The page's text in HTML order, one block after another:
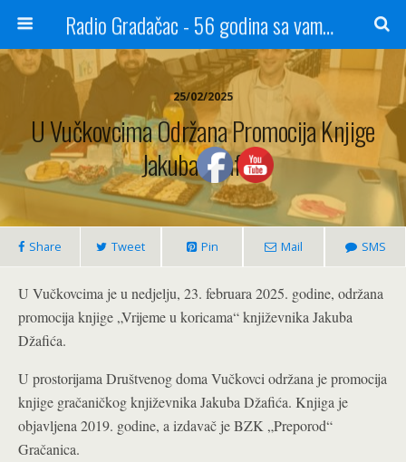
Radio Gradačac - 56 godina sa vama...
25/02/2025
U Vučkovcima Održana Promocija Knjige
Jakuba Džafića
Share Tweet Pin Mail SMS
U Vučkovcima je u nedjelju, 23. februara 2025. godine, održana
promocija knjige „Vrijeme u koricama“ književnika Jakuba
Džafića.
U prostorijama Društvenog doma Vučkovci održana je promocija
knjige gračaničkog književnika Jakuba Džafića. Knjiga je
objavljena 2019. godine, a izdavač je BZK „Preporod“
Gračanica.